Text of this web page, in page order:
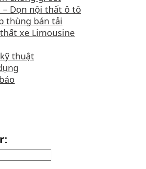
– Dọn nội thất ô tô
thùng bán tải
xe Limousine
thuật